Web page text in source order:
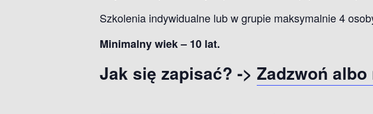
Szkolenia indywidualne lub w grupie maksymalnie 4
Minimalny wiek – 10 lat.
Jak się zapisać? -> Zadzwoń albo